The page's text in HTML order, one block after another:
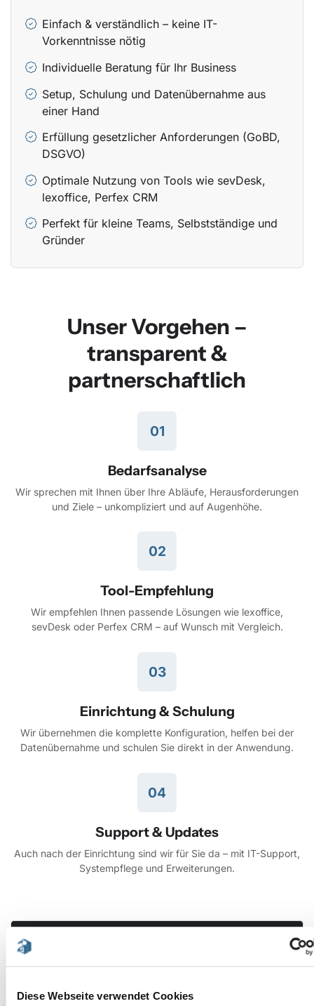
Diese Webseite verwendet Cookies
Einfach & verständlich – keine IT-
Vorkenntnisse nötig
Individuelle Beratung für Ihr Business
Setup, Schulung und Datenübernahme aus
einer Hand
Erfüllung gesetzlicher Anforderungen (GoBD,
DSGVO)
Optimale Nutzung von Tools wie sevDesk,
lexoffice, Perfex CRM
Perfekt für kleine Teams, Selbstständige und
Gründer
Unser Vorgehen –
transparent &
partnerschaftlich
01
Bedarfsanalyse
Wir sprechen mit Ihnen über Ihre Abläufe, Herausforderungen
und Ziele – unkompliziert und auf Augenhöhe.
02
Tool-Empfehlung
Wir empfehlen Ihnen passende Lösungen wie lexoffice,
sevDesk oder Perfex CRM – auf Wunsch mit Vergleich.
03
Einrichtung & Schulung
Wir übernehmen die komplette Konfiguration, helfen bei der
Datenübernahme und schulen Sie direkt in der Anwendung.
04
Support & Updates
Auch nach der Einrichtung sind wir für Sie da – mit IT-Support,
Systempflege und Erweiterungen.
Für wen eignen sich sevDesk, lexoffice & Co.?